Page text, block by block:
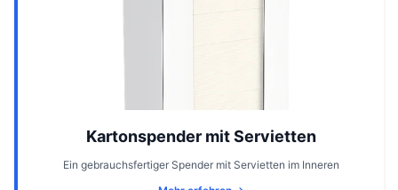
Kartonspender mit Servietten
Ein gebrauchsfertiger Spender mit Servietten im Inneren